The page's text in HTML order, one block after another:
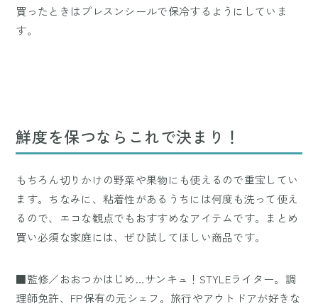
買ったときはプレスンシールで保冷するようにしていま
す。
鮮度を保つならこれで決まり！
もちろん切りかけの野菜や果物にも使えるので重宝してい
ます。ちなみに、粘着性があるうちには何度も洗って使え
るので、エコな観点でもおすすめなアイテムです。まとめ
買い必須な家庭には、ぜひ試してほしい商品です。
■監修／おおつかはじめ…サンキュ！STYLEライター。調
理師免許、FP保有の元シェフ。旅行やアウトドアが好きな